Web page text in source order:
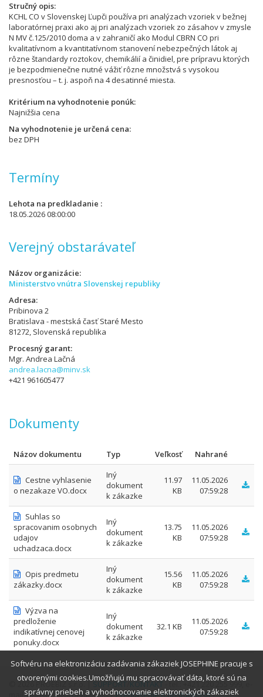
Stručný opis
KCHL CO v Slovenskej Ľupči používa pri analýzach vzoriek v bežnej
laboratórnej praxi ako aj pri analýzach vzoriek zo zásahov v zmysle
N MV č.125/2010 doma a v zahraničí ako Modul CBRN CO pri
kvalitatívnom a kvantitatívnom stanovení nebezpečných látok aj
rôzne štandardy roztokov, chemikálií a činidiel, pre prípravu ktorých
je bezpodmienečne nutné vážiť rôzne množstvá s vysokou
presnosťou – t. j. aspoň na 4 desatinné miesta.
Kritérium na vyhodnotenie ponúk
Najnižšia cena
Na vyhodnotenie je určená cena
bez DPH
Termíny
Lehota na predkladanie
18.05.2026 08:00:00
Verejný obstarávateľ
Názov organizácie
Ministerstvo vnútra Slovenskej republiky
Adresa
Pribinova 2
Bratislava - mestská časť Staré Mesto
81272, Slovenská republika
Procesný garant
Mgr. Andrea Lačná
andrea.lacna@minv.sk
+421 961605477
Dokumenty
Názov dokumentu Typ Veľkosť Nahrané
Cestne vyhlasenie
o nezakaze VO.docx
Iný
dokument
k zákazke
11.97
KB
11.05.2026
07:59:28
Suhlas so
spracovanim osobnych
udajov
uchadzaca.docx
Iný
dokument
k zákazke
13.75
KB
11.05.2026
07:59:28
Opis predmetu
zákazky.docx
Iný
dokument
k zákazke
15.56
KB
11.05.2026
07:59:28
Výzva na
predloženie
indikatívnej cenovej
ponuky.docx
Iný
dokument
k zákazke
32.1 KB
11.05.2026
07:59:28
© 2026 PROEBIZ s.r.o. |SUPPORT/KONTAKT - tel.: +421 220 255 999, e-
mail: houston@proebiz.com |Prehlásenie o prístupnosti|
Softvéru na elektronizáciu zadávania zákaziek JOSEPHINE pracuje s
otvorenými cookies.Umožňujú mu spracovávať dáta, ktoré sú na
správny priebeh a vyhodnocovanie elektronických zákaziek